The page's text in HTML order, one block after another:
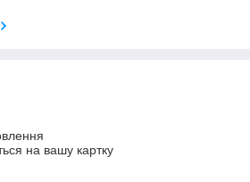
на вашу картку